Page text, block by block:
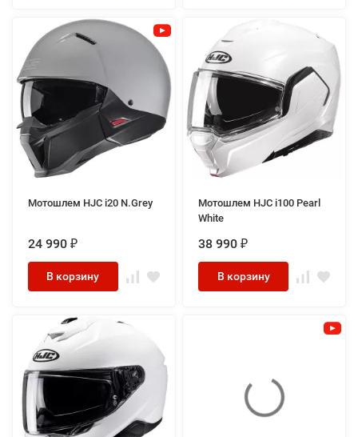
Мотошлем HJC i20 N.Grey
24 990 ₽
В корзину
Мотошлем HJC i100 Pearl
White
38 990 ₽
В корзину